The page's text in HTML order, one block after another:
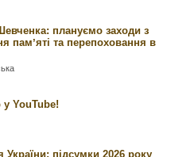
плануємо заходи з
памʼяті та перепоховання в
у YouTube!
підсумки 2026 року